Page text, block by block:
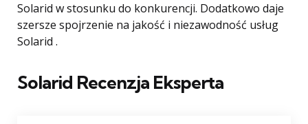
Solarid w stosunku do konkurencji. Dodatkowo daje
szersze spojrzenie na jakość i niezawodność usług
Solarid .
Solarid Recenzja Eksperta